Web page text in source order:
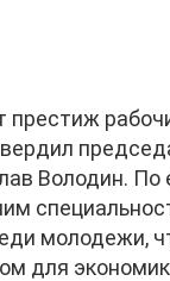
престиж
Володин. По
молодежи,
для